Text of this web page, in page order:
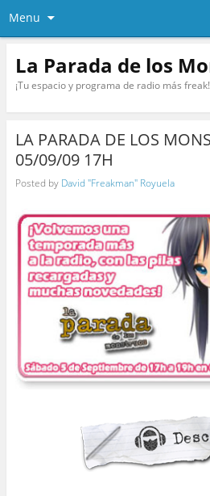
Menu
La Parada de los
¡Tu espacio y programa de radio más freak!
LA PARADA DE LOS
05/09/09 17H
Posted by David "Freakman" Royuela